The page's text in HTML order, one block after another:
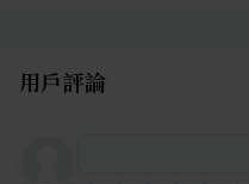
用戶評論